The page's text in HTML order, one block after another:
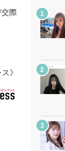
際
》